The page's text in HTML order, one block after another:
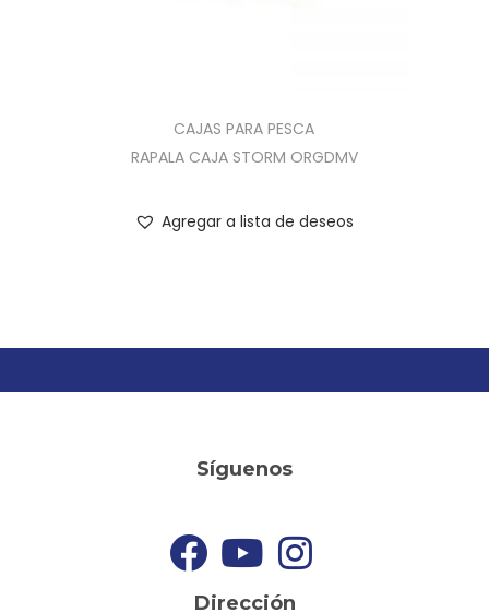
CAJAS PARA PESCA
RAPALA CAJA STORM ORGDMV
Agregar a lista de deseos
Síguenos
Dirección